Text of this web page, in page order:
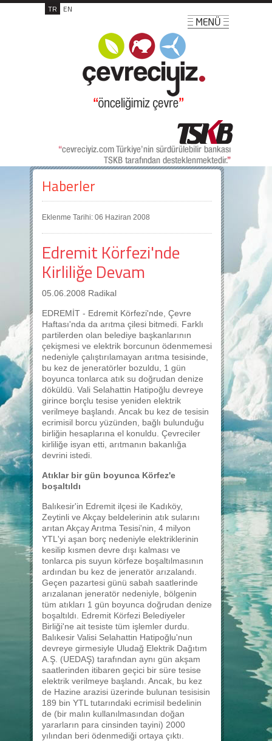
TR EN
Haberler
Eklenme Tarihi: 06 Haziran 2008
Edremit Körfezi'nde
Kirliliğe Devam
05.06.2008 Radikal
EDREMİT - Edremit Körfezi'nde, Çevre
Haftası'nda da arıtma çilesi bitmedi. Farklı
partilerden olan belediye başkanlarının
çekişmesi ve elektrik borcunun ödenmemesi
nedeniyle çalıştırılamayan arıtma tesisinde,
bu kez de jeneratörler bozuldu, 1 gün
boyunca tonlarca atık su doğrudan denize
döküldü. Vali Selahattin Hatipoğlu devreye
girince borçlu tesise yeniden elektrik
verilmeye başlandı. Ancak bu kez de tesisin
ecrimisil borcu yüzünden, bağlı bulunduğu
birliğin hesaplarına el konuldu. Çevreciler
kirliliğe isyan etti, arıtmanın bakanlığa
devrini istedi.
Atıklar bir gün boyunca Körfez'e
boşaltıldı
Balıkesir'in Edremit ilçesi ile Kadıköy,
Zeytinli ve Akçay beldelerinin atık sularını
arıtan Akçay Arıtma Tesisi'nin, 4 milyon
YTL'yi aşan borç nedeniyle elektriklerinin
kesilip kısmen devre dışı kalması ve
tonlarca pis suyun körfeze boşaltılmasının
ardından bu kez de jeneratör arızalandı.
Geçen pazartesi günü sabah saatlerinde
arızalanan jeneratör nedeniyle, bölgenin
tüm atıkları 1 gün boyunca doğrudan denize
boşaltıldı. Edremit Körfezi Belediyeler
Birliği'ne ait tesiste tüm işlemler durdu.
Balıkesir Valisi Selahattin Hatipoğlu'nun
devreye girmesiyle Uludağ Elektrik Dağıtım
A.Ş. (UEDAŞ) tarafından aynı gün akşam
saatlerinden itibaren geçici bir süre tesise
elektrik verilmeye başlandı. Ancak, bu kez
de Hazine arazisi üzerinde bulunan tesisisin
189 bin YTL tutarındaki ecrimisil bedelinin
de (bir malın kullanılmasından doğan
yararların para cinsinden tayini) 2000
yılından beri ödenmediği ortaya çıktı.